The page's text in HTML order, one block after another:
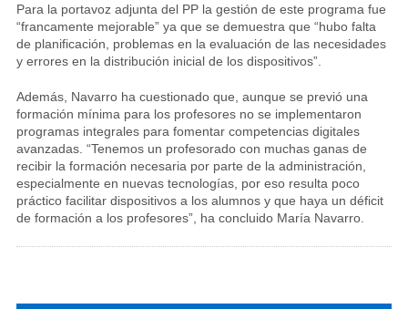
Para la portavoz adjunta del PP la gestión de este programa fue
“francamente mejorable” ya que se demuestra que “hubo falta
de planificación, problemas en la evaluación de las necesidades
y errores en la distribución inicial de los dispositivos”.
Además, Navarro ha cuestionado que, aunque se previó una
formación mínima para los profesores no se implementaron
programas integrales para fomentar competencias digitales
avanzadas. “Tenemos un profesorado con muchas ganas de
recibir la formación necesaria por parte de la administración,
especialmente en nuevas tecnologías, por eso resulta poco
práctico facilitar dispositivos a los alumnos y que haya un déficit
de formación a los profesores”, ha concluido María Navarro.